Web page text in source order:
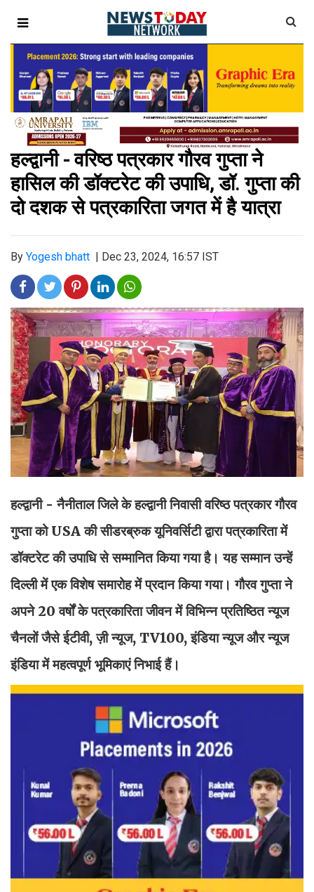
हल्द्वानी - वरिष्ठ पत्रकार गौरव गुप्ता ने
हासिल की डॉक्टरेट की उपाधि, डॉ. गुप्ता की
दो दशक से पत्रकारिता जगत में है यात्रा
By Yogesh bhatt Dec 23, 2024, 16:57 IST
हल्द्वानी - नैनीताल जिले के हल्द्वानी निवासी वरिष्ठ पत्रकार गौरव
गुप्ता को USA की सीडरब्रुक यूनिवर्सिटी द्वारा पत्रकारिता में
डॉक्टरेट की उपाधि से सम्मानित किया गया है। यह सम्मान उन्हें
दिल्ली में एक विशेष समारोह में प्रदान किया गया। गौरव गुप्ता ने
अपने 20 वर्षों के पत्रकारिता जीवन में विभिन्न प्रतिष्ठित न्यूज
चैनलों जैसे ईटीवी, ज़ी न्यूज, TV100, इंडिया न्यूज और न्यूज
इंडिया में महत्वपूर्ण भूमिकाएं निभाई हैं।